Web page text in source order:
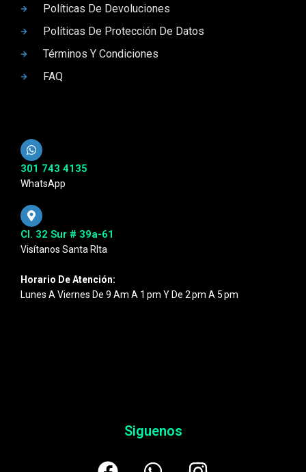
Políticas De Devoluciones
Políticas De Protección De Datos
Términos Y Condiciones
FAQ
301 743 4135
WhatsApp
Cl. 32 Sur # 39a-61
Visítanos Santa RIta
Horario De Atención:
Lunes A Viernes De 9 Am A 1 Pm Y De 2 Pm A 5 Pm
Siguenos